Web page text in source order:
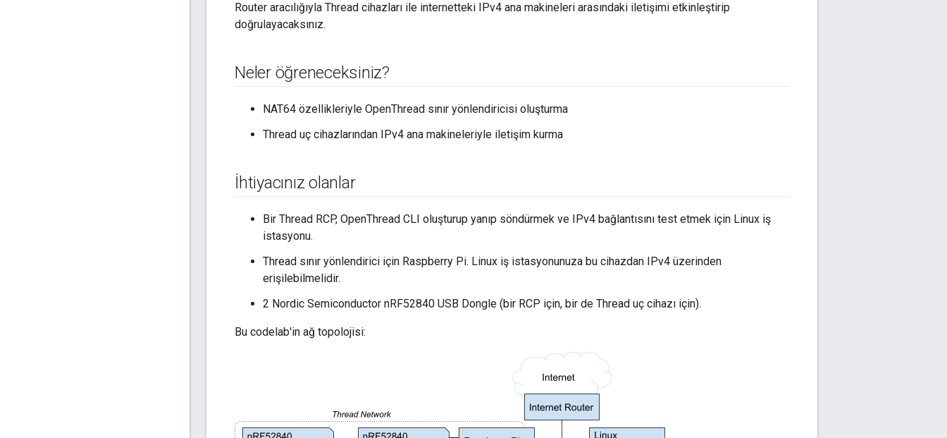
Router aracılığıyla Thread cihazları ile internetteki IPv4 ana makineleri arasındaki iletişimi etkinleştirip
doğrulayacaksınız.
Neler öğreneceksiniz?
NAT64 özellikleriyle OpenThread sınır yönlendiricisi oluşturma
Thread uç cihazlarından IPv4 ana makineleriyle iletişim kurma
İhtiyacınız olanlar
Bir Thread RCP, OpenThread CLI oluşturup yanıp söndürmek ve IPv4 bağlantısını test etmek için Linux iş
istasyonu.
Thread sınır yönlendirici için Raspberry Pi. Linux iş istasyonunuza bu cihazdan IPv4 üzerinden
erişilebilmelidir.
2 Nordic Semiconductor nRF52840 USB Dongle (bir RCP için, bir de Thread uç cihazı için).
Bu codelab'in ağ topolojisi: